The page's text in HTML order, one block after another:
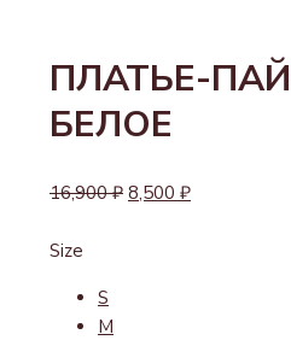
ПЛАТЬЕ-
БЕЛОЕ
16,900₽ 8,500 ₽
Size
S
M